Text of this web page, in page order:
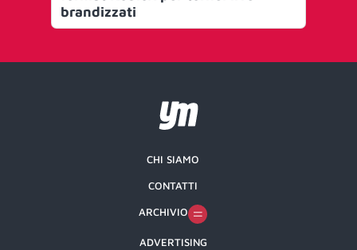
brandizzati
CHI SIAMO
CONTATTI
ARCHIVIO
ADVERTISING